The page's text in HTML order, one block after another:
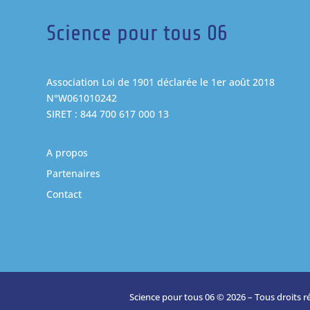
Science pour tous 06
Association Loi de 1901 déclarée le 1er août 2018
N°W061010242
SIRET : 844 700 617 000 13
A propos
Partenaires
Contact
Science pour tous 06 © 2026 – Tous droits